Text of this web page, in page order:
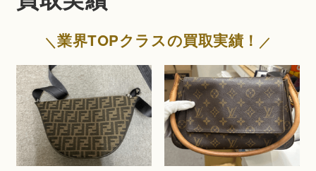
業界TOPクラスの買取実績！